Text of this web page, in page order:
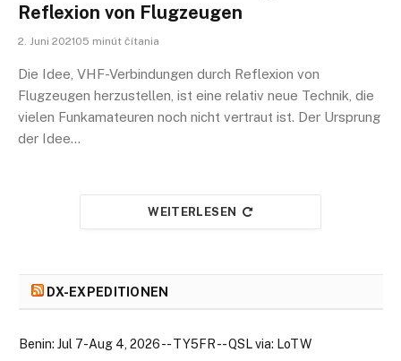
Reflexion von Flugzeugen
2. Juni 202105 minút čítania
Die Idee, VHF-Verbindungen durch Reflexion von
Flugzeugen herzustellen, ist eine relativ neue Technik, die
vielen Funkamateuren noch nicht vertraut ist. Der Ursprung
der Idee…
WEITERLESEN
DX-EXPEDITIONEN
Benin: Jul 7-Aug 4, 2026 -- TY5FR -- QSL via: LoTW